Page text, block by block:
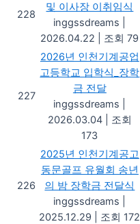
228
및 이사장 이취임식
inggssdreams
2026.04.22
조회 79
227
2026년 인천기계공업
고등학교 입학식_장학
금 전달
inggssdreams
2026.03.04
조회
173
226
2025년 인천기계공고
동문골프 유월회 송년
의 밤 장학금 전달식
inggssdreams
2025.12.29
조회 172